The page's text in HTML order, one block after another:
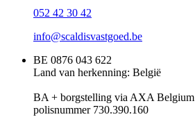
052 42 30 42
info@scaldisvastgoed.be
BE 0876 043 622
Land van herkenning: België
BA + borgstelling via AXA Belgium
polisnummer 730.390.160